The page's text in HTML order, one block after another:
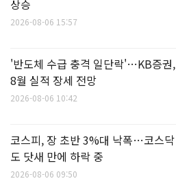
상승
2026-08-06 15:57
'반도체 수급 충격 일단락'…KB증권,
8월 실적 장세 전망
2026-08-06 10:42
코스피, 장 초반 3%대 낙폭…코스닥
도 닷새 만에 하락 중
2026-08-06 09:50